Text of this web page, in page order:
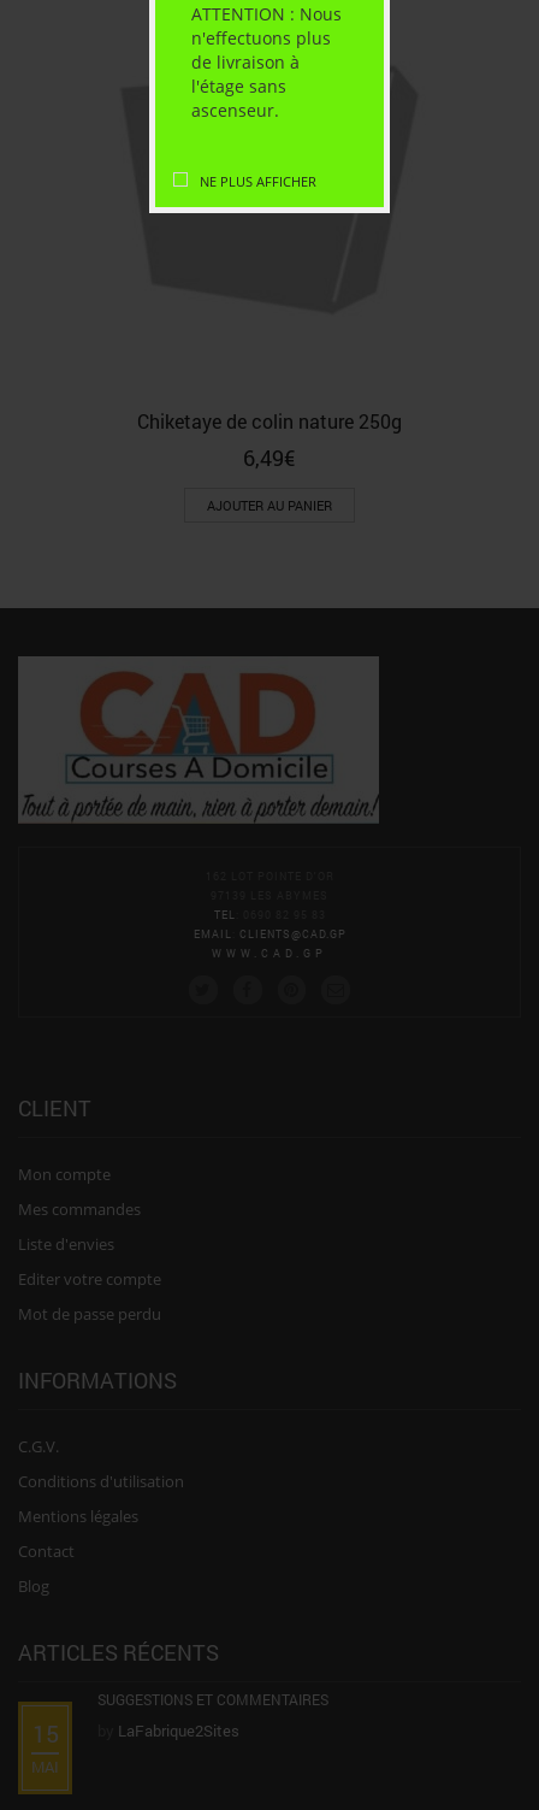
ATTENTION : Nous
n'effectuons plus
de livraison à
l'étage sans
ascenseur.
NE PLUS AFFICHER
Chiketaye de colin nature 250g
6,49€
AJOUTER AU PANIER
TEL
EMAIL
CLIENTS@CAD.GP
WWW.CAD.GP
CLIENT
Mon compte
Mes commandes
Liste d'envies
Editer votre compte
Mot de passe perdu
INFORMATIONS
C.G.V.
Conditions d'utilisation
Mentions légales
Contact
Blog
ARTICLES RÉCENTS
15
MAI
SUGGESTIONS ET COMMENTAIRES
LaFabrique2Sites